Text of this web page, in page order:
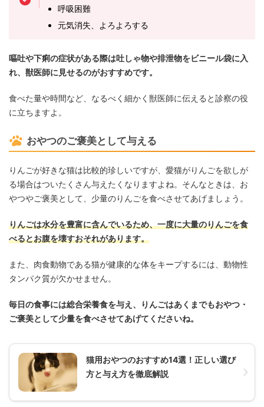
呼吸困難
元気消失、よろよろする
嘔吐や下痢の症状がある際は吐しゃ物や排泄物をビニール袋に入
れ、獣医師に見せるのがおすすめです。
食べた量や時間など、なるべく細かく獣医師に伝えると診察の役
に立ちますよ。
おやつのご褒美として与える
りんごが好きな猫は比較的珍しいですが、愛猫がりんごを欲しが
る場合はついたくさん与えたくなりますよね。そんなときは、お
やつやご褒美として、少量のりんごを食べさせてあげましょう。
りんごは水分を豊富に含んでいるため、一度に大量のりんごを食
べるとお腹を壊すおそれがあります。
また、肉食動物である猫が健康的な体をキープするには、動物性
タンパク質が欠かせません。
毎日の食事には総合栄養食を与え、りんごはあくまでもおやつ・
ご褒美として少量を食べさせてあげてくださいね。
猫用おやつのおすすめ14選！正しい選び
方と与え方を徹底解説